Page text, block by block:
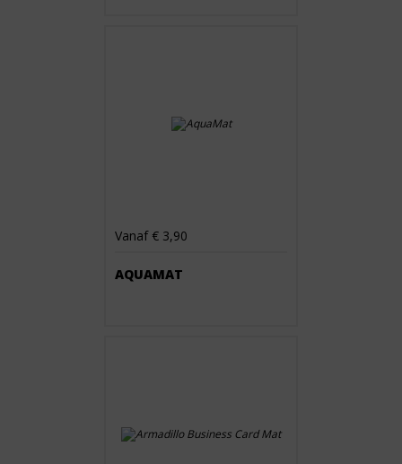
Vanaf € 3,90
AQUAMAT